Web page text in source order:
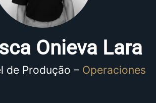
Onieva Lara
de Produção – Operaciones